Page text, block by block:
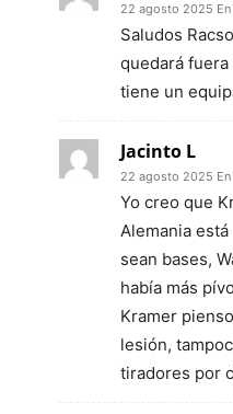
22 agosto 2025
Saludos
quedará
tiene un
Jacinto L
22 agosto 2025
Yo creo que
Alemania
sean bases,
había más
Kramer
lesión,
tiradores por